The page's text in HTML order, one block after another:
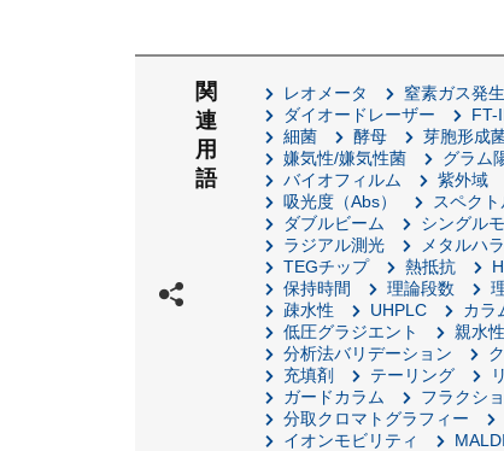
関
連
用
語
レオメータ 窒素ガス発
ダイオードレーザー
FT-
細菌
酵母 芽胞形成
嫌気性/嫌気性菌
グラム
バイオフィルム
紫外域
吸光度（Abs）
スペクト
ダブルビーム
シングル
ラジアル測光
メタルハ
TEGチップ
熱抵抗
保持時間
理論段数
疎水性
UHPLC カラ
低圧グラジエント
親水性
分析法バリデーション
充填剤
テーリング
ガードカラム
フラクシ
分取クロマトグラフィー
イオンモビリティ
MALDI